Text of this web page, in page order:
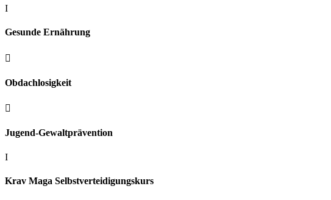
I
Gesunde Ernährung

Obdachlosigkeit

Jugend-Gewaltprävention
I
Krav Maga Selbstverteidigungskurs